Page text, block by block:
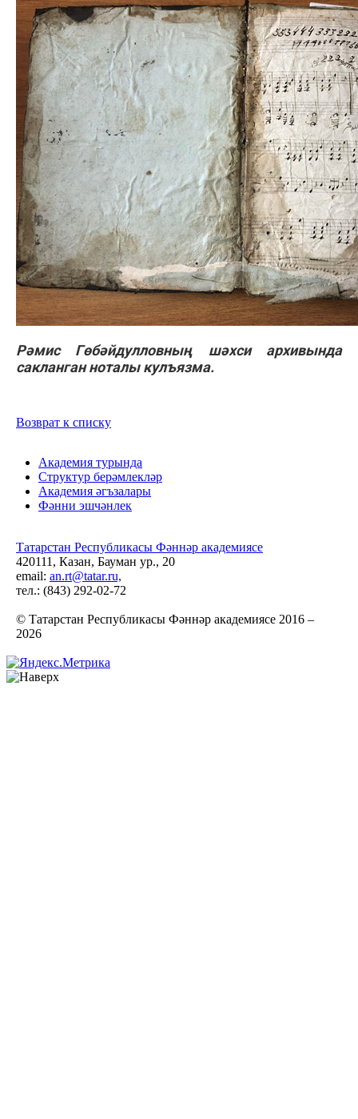
Рәмис Гөбәйдулловның шәхси архивында
сакланган ноталы кулъязма.
Возврат к списку
Академия турында
Структур берәмлекләр
Академия әгъзалары
Фәнни эшчәнлек
Татарстан Республикасы Фәннәр академиясе
420111, Казан, Бауман ур., 20
email: an.rt@tatar.ru,
тел.: (843) 292-02-72
© Татарстан Республикасы Фәннәр академиясе 2016 –
2026